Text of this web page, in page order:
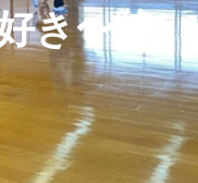
き〜陸